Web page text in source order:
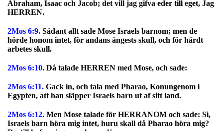
Abraham, Isaac och Jacob; det vill jag gifva eder till eget, Jag
HERREN.
2Mos 6:9. Sådant allt sade Mose Israels barnom; men de
hörde honom intet, för andans ångests skull, och för hårdt
arbetes skull.
2Mos 6:10. Då talade HERREN med Mose, och sade:
2Mos 6:11. Gack in, och tala med Pharao, Konungenom i
Egypten, att han släpper Israels barn ut af sitt land.
2Mos 6:12. Men Mose talade för HERRANOM och sade: Si,
Israels barn höra mig intet, huru skall då Pharao höra mig?